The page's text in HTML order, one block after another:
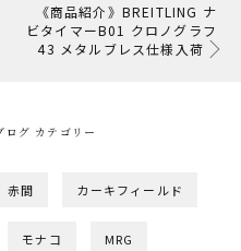
《商品紹介》BREITLING ナ
ビタイマーB01 クロノグラフ
43 メタルブレス仕様入荷
ログ カテゴリー
赤間 カーキフィールド
モナコ MRG